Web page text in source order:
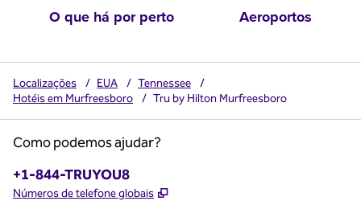
O que há por perto Aeroportos
Localizações / EUA / Tennessee
/
Hotéis em Murfreesboro
/ Tru by Hilton Murfreesboro
Como podemos ajudar?
Telefone:
+1-844-TRUYOU8
Números de telefone globais ,